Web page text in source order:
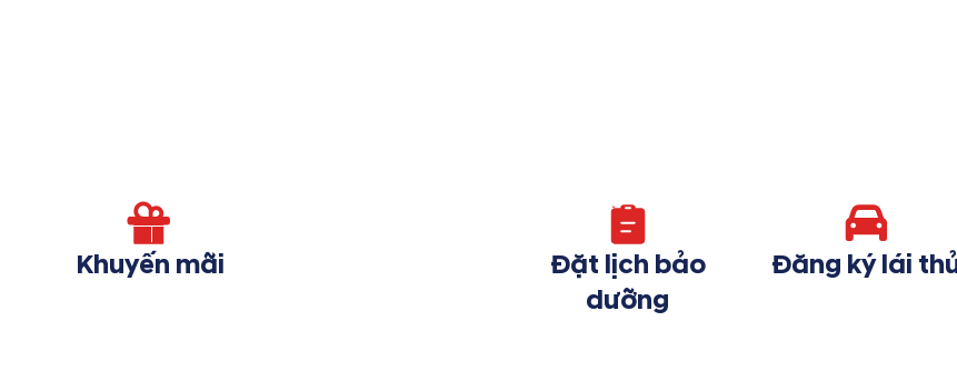
Khuyến mãi
Đặt lịch bảo
dưỡng
Đăng ký lái